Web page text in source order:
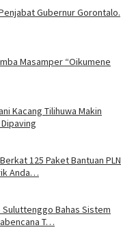
Gubernur Gorontalo.
Masamper “Oikumene
Kacang Tilihuwa Makin
125 Paket Bantuan PLN
Anda…
Suluttenggo Bahas Sistem
T…